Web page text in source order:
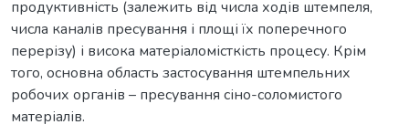
продуктивність (залежить від числа ходів штемпеля,
числа каналів пресування і площі їх поперечного
перерізу) і висока матеріаломісткість процесу. Крім
того, основна область застосування штемпельних
робочих органів – пресування сіно-соломистого
матеріалів.